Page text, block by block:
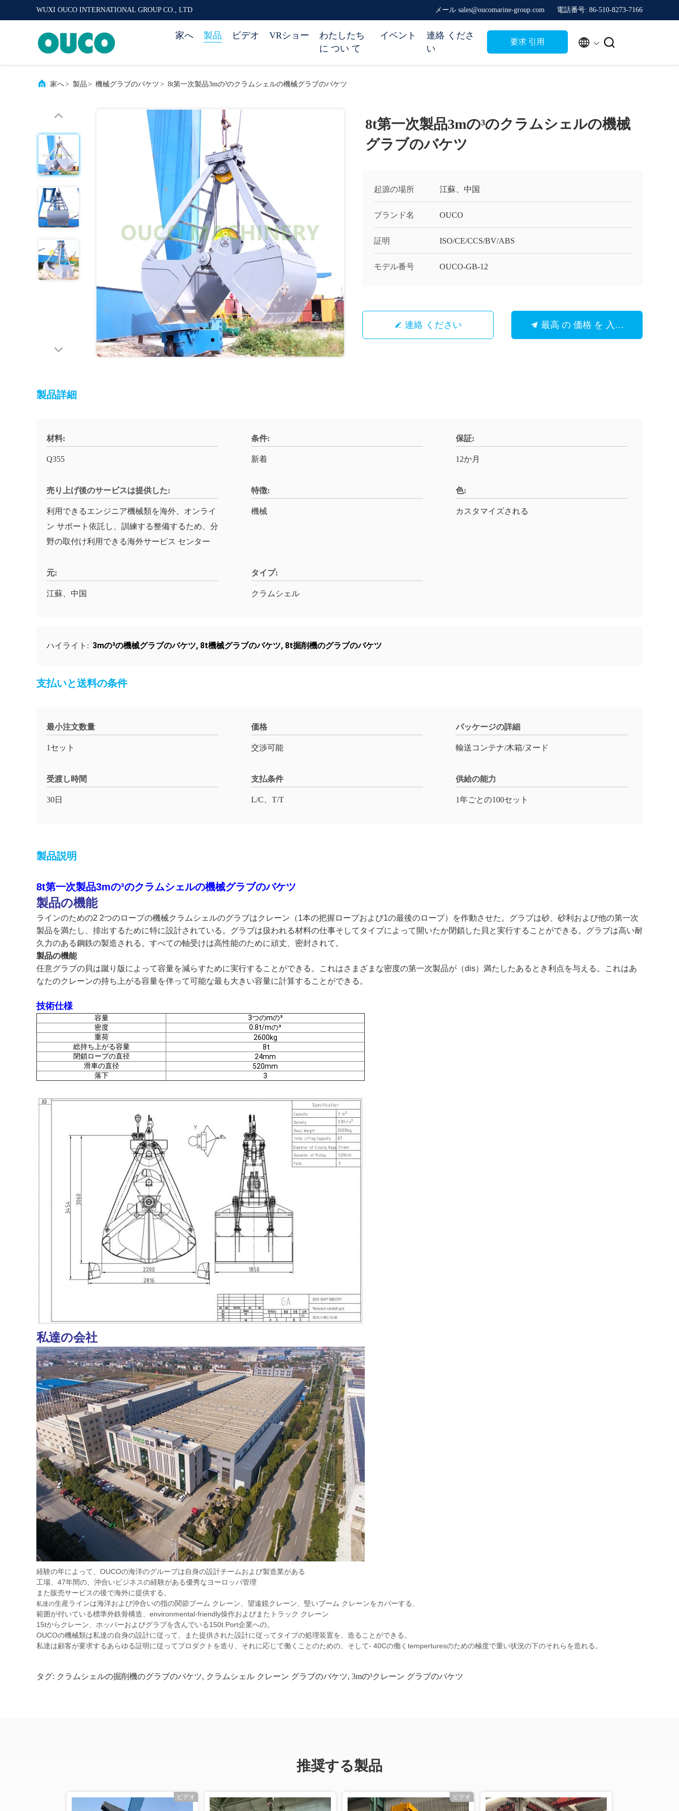
WUXI OUCO INTERNATIONAL GROUP CO., LTD メール sales@oucomarine-group.com 電話番号: 86-510-8273-7166
家へ 製品 ビデオ VRショー
わたしたち
に つい て
イベント
連絡 くださ
い
要求 引用  
家へ> 製品 > 機械グラブのバケツ > 8t第一次製品3mの³のクラムシェルの機械グラブのバケツ
8t第一次製品3mの³のクラムシェルの機械
グラブのバケツ
起源の場所 江蘇、中国
ブランド名 OUCO
証明 ISO/CE/CCS/BV/ABS
モデル番号 OUCO-GB-12
連絡 ください 最高 の 価格 を 入手 する
製品詳細
材料:
Q355
条件:
新着
保証:
12か月
売り上げ後のサービスは提供した:
利用できるエンジニア機械類を海外、オンライ
ン サポート依託し、訓練する整備するため、分
野の取付け利用できる海外サービス センター
特徴:
機械
色:
カスタマイズされる
元:
江蘇、中国
タイプ:
クラムシェル
ハイライト: 3mの³の機械グラブのバケツ, 8t機械グラブのバケツ, 8t掘削機のグラブのバケツ
支払いと送料の条件
最小注文数量
1セット
価格
交渉可能
パッケージの詳細
輸送コンテナ/木箱/ヌード
受渡し時間
30日
支払条件
L/C、T/T
供給の能力
1年ごとの100セット
製品説明
8t第一次製品3mの³のクラムシェルの機械グラブのバケツ
製品の機能
ラインのための2 2つのロープの機械クラムシェルのグラブはクレーン（1本の把握ロープおよび1の最後のロープ）を作動させた。グラブは砂、砂利および他の第一次
製品を満たし、排出するために特に設計されている。グラブは扱われる材料の仕事そしてタイプによって開いたか閉鎖した貝と実行することができる。グラブは高い耐
久力のある鋼鉄の製造される。すべての軸受けは高性能のために頑丈、密封されて。
製品の機能
任意グラブの貝は蹴り版によって容量を減らすために実行することができる。これはさまざまな密度の第一次製品が（dis）満たしたあるとき利点を与える。これはあ
なたのクレーンの持ち上がる容量を伴って可能な最も大きい容量に計算することができる。
技術仕様
容量
3つのmの³
密度
0.8t/mの³
重荷
2600kg
総持ち上がる容量
8t
閉鎖ロープの直径
24mm
滑車の直径
520mm
落下
3
私達の会社
経験の年によって、OUCOの海洋のグループは自身の設計チームおよび製造業がある
工場、47年間の、沖合いビジネスの経験がある優秀なヨーロッパ管理
また販売サービスの後で海外に提供する 。
私達の生産ラインは海洋および沖合いの指の関節ブーム クレーン、望遠鏡クレーン、堅いブーム クレーンをカバーする、
範囲が付いている標準外鉄骨構造、environmental-friendly操作およびまたトラック クレーン
15tからクレーン、ホッパーおよびグラブを含んでいる150t.Port企業への。
OUCOの機械類は私達の自身の設計に従って、また提供された設計に従ってタイプの処理装置を、造ることができる。
私達は顧客が要求するあらゆる証明に従ってプロダクトを造り、それに応じて働くことのための、そして- 40Cの働くtemperturesのための極度で重い状況の下のそれらを造れる。
タグ: クラムシェルの掘削機のグラブのバケツ, クラムシェル クレーン グラブのバケツ, 3mの³クレーン グラブのバケツ
推奨する製品
ビデオ ビデオ